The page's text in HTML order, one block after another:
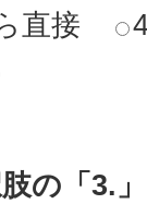
直接
の「3.